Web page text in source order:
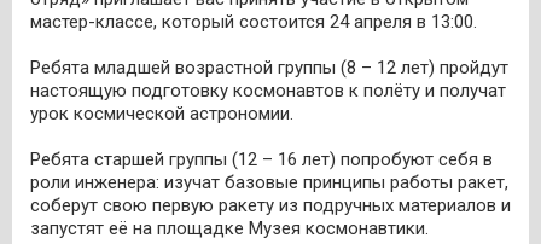
мастер-классе, который состоится 24 апреля в 13:00.
Ребята младшей возрастной группы (8 – 12 лет) пройдут
настоящую подготовку космонавтов к полёту и получат
урок космической астрономии.
Ребята старшей группы (12 – 16 лет) попробуют себя в
роли инженера: изучат базовые принципы работы ракет,
соберут свою первую ракету из подручных материалов и
запустят её на площадке Музея космонавтики.